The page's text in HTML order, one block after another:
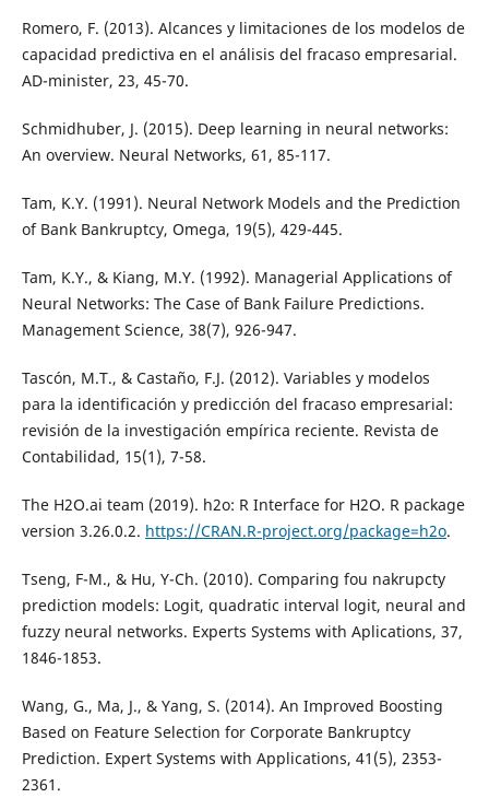
Romero, F. (2013). Alcances y limitaciones de los modelos de
capacidad predictiva en el análisis del fracaso empresarial.
AD-minister, 23, 45-70.
Schmidhuber, J. (2015). Deep learning in neural networks:
An overview. Neural Networks, 61, 85-117.
Tam, K.Y. (1991). Neural Network Models and the Prediction
of Bank Bankruptcy, Omega, 19(5), 429-445.
Tam, K.Y., & Kiang, M.Y. (1992). Managerial Applications of
Neural Networks: The Case of Bank Failure Predictions.
Management Science, 38(7), 926-947.
Tascón, M.T., & Castaño, F.J. (2012). Variables y modelos
para la identificación y predicción del fracaso empresarial:
revisión de la investigación empírica reciente. Revista de
Contabilidad, 15(1), 7-58.
The H2O.ai team (2019). h2o: R Interface for H2O. R package
version 3.26.0.2. https://CRAN.R-project.org/package=h2o.
Tseng, F-M., & Hu, Y-Ch. (2010). Comparing fou nakrupcty
prediction models: Logit, quadratic interval logit, neural and
fuzzy neural networks. Experts Systems with Aplications, 37,
1846-1853.
Wang, G., Ma, J., & Yang, S. (2014). An Improved Boosting
Based on Feature Selection for Corporate Bankruptcy
Prediction. Expert Systems with Applications, 41(5), 2353-
2361.